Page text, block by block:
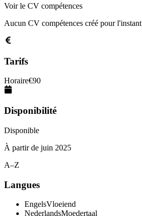
Voir le CV compétences
Aucun CV compétences créé pour l'instant
Tarifs
Horaire€90
Disponibilité
Disponible
À partir de juin 2025
A–Z
Langues
EngelsVloeiend
NederlandsMoedertaal